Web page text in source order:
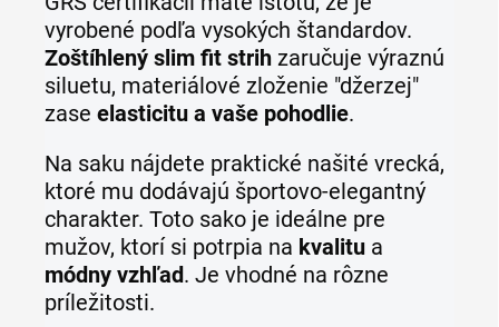
vyrobené podľa vysokých štandardov.
Zoštíhlený slim fit strih zaručuje výraznú
siluetu, materiálové zloženie "džerzej"
zase elasticitu a vaše pohodlie.
Na saku nájdete praktické našité vrecká,
ktoré mu dodávajú športovo-elegantný
charakter. Toto sako je ideálne pre
mužov, ktorí si potrpia na kvalitu a
módny vzhľad. Je vhodné na rôzne
príležitosti.